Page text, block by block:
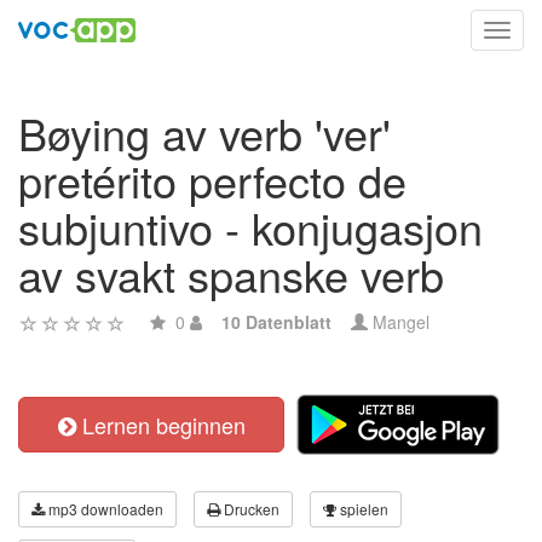
Bøying av verb 'ver'
pretérito perfecto de
subjuntivo - konjugasjon
av svakt spanske verb
0 10 Datenblatt Mangel
Lernen beginnen
mp3 downloaden Drucken spielen